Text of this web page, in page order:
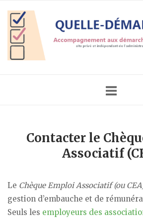
content
Home
Contacter le
Associatif
Le Chèque Emploi Associatif (ou
gestion d’embauche et de
Seuls les employeurs des